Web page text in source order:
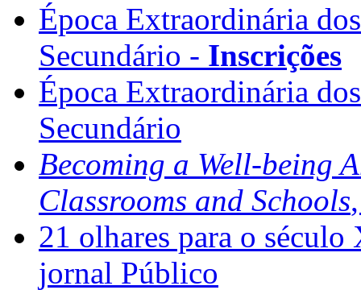
Época Extraordinária
Secundário - Inscrições
Época Extraordinária
Secundário
Becoming a Well-being
Classrooms and Schools
21 olhares para o
jornal Público